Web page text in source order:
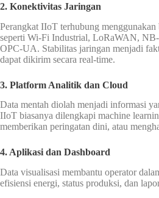
2. Konektivitas Jaringan
Perangkat IIoT terhubung
seperti Wi-Fi Industrial, LoRaWAN,
OPC-UA. Stabilitas jaringan menjadi
dapat dikirim secara real-time.
3. Platform Analitik dan Cloud
Data mentah diolah menjadi informasi
IIoT biasanya dilengkapi machine
memberikan peringatan dini, atau
4. Aplikasi dan Dashboard
Data visualisasi membantu operator
efisiensi energi, status produksi, dan